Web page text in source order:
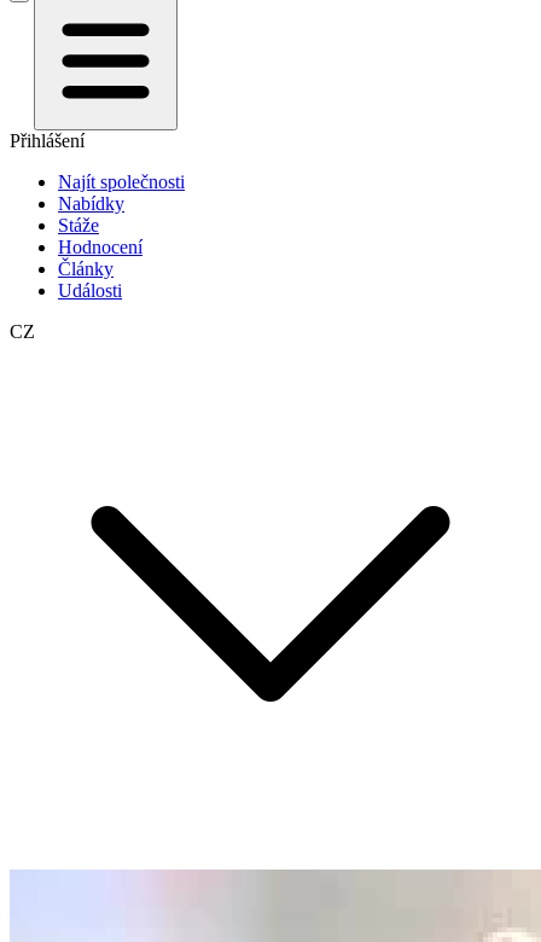
Přihlášení
Najít společnosti
Nabídky
Stáže
Hodnocení
Články
Události
CZ